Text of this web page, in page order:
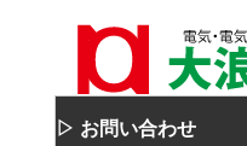
▷ お問い合わせ